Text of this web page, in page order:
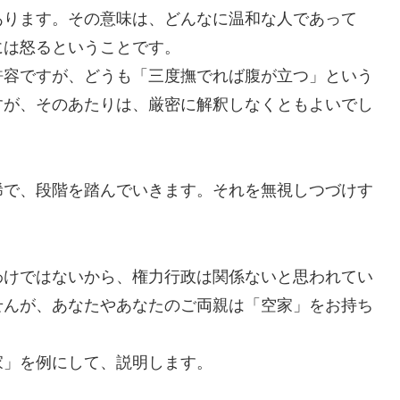
ます。その意味は、どんなに温和な人であって
怒るということです。
ですが、どうも「三度撫でれば腹が立つ」という
、そのあたりは、厳密に解釈しなくともよいでし
、段階を踏んでいきます。それを無視しつづけす
ではないから、権力行政は関係ないと思われてい
が、あなたやあなたのご両親は「空家」をお持ち
を例にして、説明します。